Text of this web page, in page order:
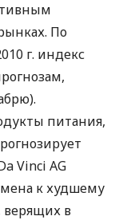
По
г. индекс
питания,
Vinci AG
к худшему
верящих в